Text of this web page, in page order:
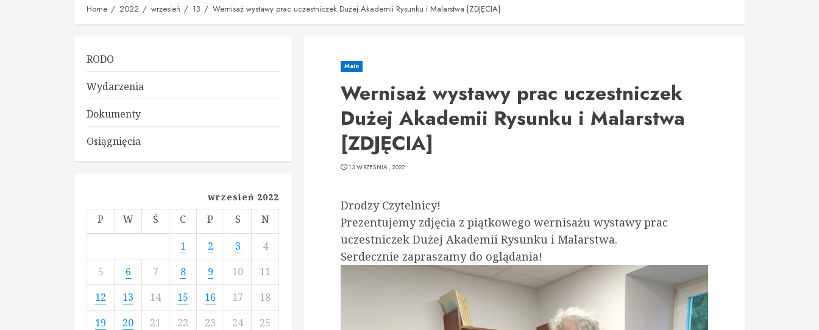
Home 2022 wrzesień 13 Wernisaż wystawy prac uczestniczek Dużej Akademii Rysunku i Malarstwa [ZDJĘCIA]
Main
Wernisaż wystawy prac uczestniczek
Dużej Akademii Rysunku i Malarstwa
[ZDJĘCIA]
13 WRZEŚNIA, 2022
Drodzy Czytelnicy!
Prezentujemy zdjęcia z piątkowego wernisażu wystawy prac
uczestniczek Dużej Akademii Rysunku i Malarstwa.
Serdecznie zapraszamy do oglądania!
RODO
Wydarzenia
Dokumenty
Osiągnięcia
wrzesień 2022
P W Ś C P S
N
1
2 3
4
5
6 7 8 9 10
11
12
13 14 15 16 17
18
19
20 21 22 23 24
25